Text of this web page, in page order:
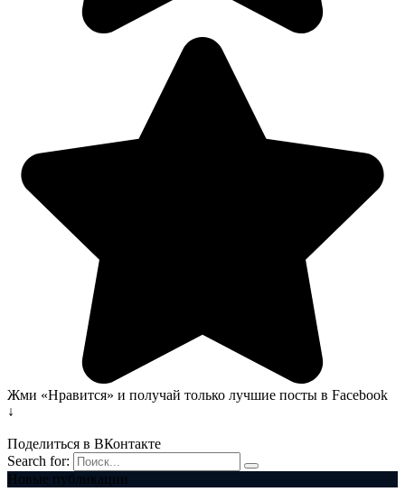
Жми «Нравится» и получай только лучшие посты в Facebook
↓
Поделиться в ВКонтакте
Search for:
Новые публикации